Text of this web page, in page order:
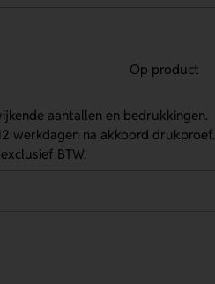
Op product
aantallen en bedrukkingen.
werkdagen na akkoord drukproef.
BTW.